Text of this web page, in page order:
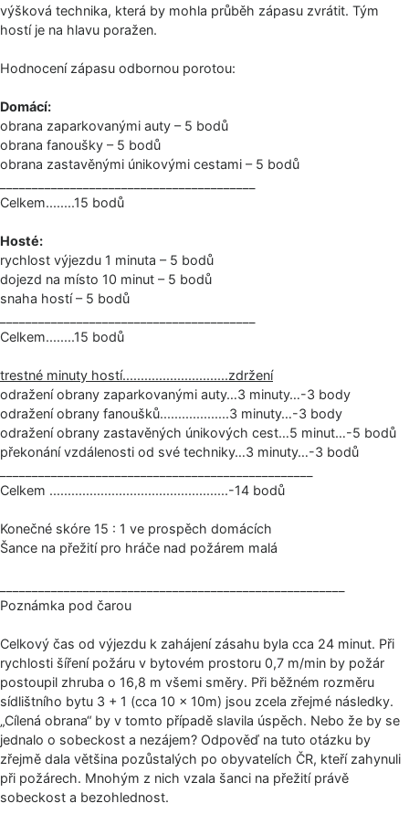
výšková technika, která by mohla průběh zápasu zvrátit. Tým
hostí je na hlavu poražen.
Hodnocení zápasu odbornou porotou:
Domácí:
obrana zaparkovanými auty – 5 bodů
obrana fanoušky – 5 bodů
obrana zastavěnými únikovými cestami – 5 bodů
Celkem.......­.15 bodů
Hosté:
rychlost výjezdu 1 minuta – 5 bodů
dojezd na místo 10 minut – 5 bodů
snaha hostí – 5 bodů
Celkem.......­.15 bodů
trestné minuty hostí........­.............­........zdrže­ní
odražení obrany zaparkovanými auty…3 minuty…-3 body
odražení obrany fanoušků.....­.............­.3 minuty…-3 body
odražení obrany zastavěných únikových cest…5 minut…-5 bodů
překonání vzdálenosti od své techniky…3 minuty…-3 bodů
Celkem .............­.............­.............­..........-14 bodů
Konečné skóre 15 : 1 ve prospěch domácích
Šance na přežití pro hráče nad požárem malá
Poznámka pod čarou
Celkový čas od výjezdu k zahájení zásahu byla cca 24 minut. Při
rychlosti šíření požáru v bytovém prostoru 0,7 m/min by požár
postoupil zhruba o 16,8 m všemi směry. Při běžném rozměru
sídlištního bytu 3 + 1 (cca 10 × 10m) jsou zcela zřejmé následky.
„Cílená obrana“ by v tomto případě slavila úspěch. Nebo že by se
jednalo o sobeckost a nezájem? Odpověď na tuto otázku by
zřejmě dala většina pozůstalých po obyvatelích ČR, kteří zahynuli
při požárech. Mnohým z nich vzala šanci na přežití právě
sobeckost a bezohlednost.